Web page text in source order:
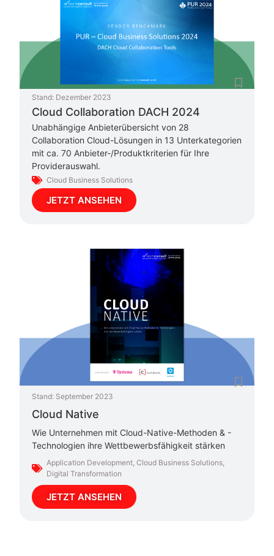
Stand: Dezember 2023
Cloud Collaboration DACH 2024
Unabhängige Anbieterübersicht von 28
Collaboration Cloud-Lösungen in 13 Unterkategorien
mit ca. 70 Anbieter-/Produktkriterien für Ihre
Providerauswahl.
Cloud Business Solutions
JETZT ANSEHEN
Stand: September 2023
Cloud Native
Wie Unternehmen mit Cloud-Native-Methoden & -
Technologien ihre Wettbewerbsfähigkeit stärken
Application Development,Cloud Business Solutions,
Digital Transformation
JETZT ANSEHEN